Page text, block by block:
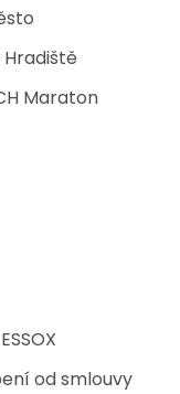
Maraton
od smlouvy